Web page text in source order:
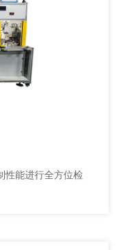
性能进行全方位检